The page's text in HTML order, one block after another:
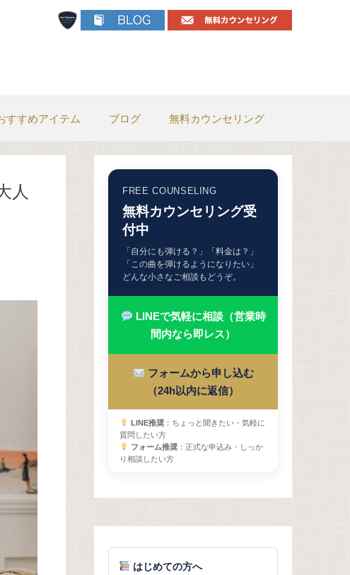
すすめアイテム ブログ 無料カウンセリング
人
FREE COUNSELING
無料カウンセリング受
付中
「自分にも弾ける？」「料金は？」
「この曲を弾けるようになりたい」
どんな小さなご相談もどうぞ。
LINEで気軽に相談（営業時
間内なら即レス）
フォームから申し込む
（24h以内に返信）
LINE推奨：ちょっと聞きたい・気軽に
質問したい方
フォーム推奨：正式な申込み・しっか
り相談したい方
はじめての方へ